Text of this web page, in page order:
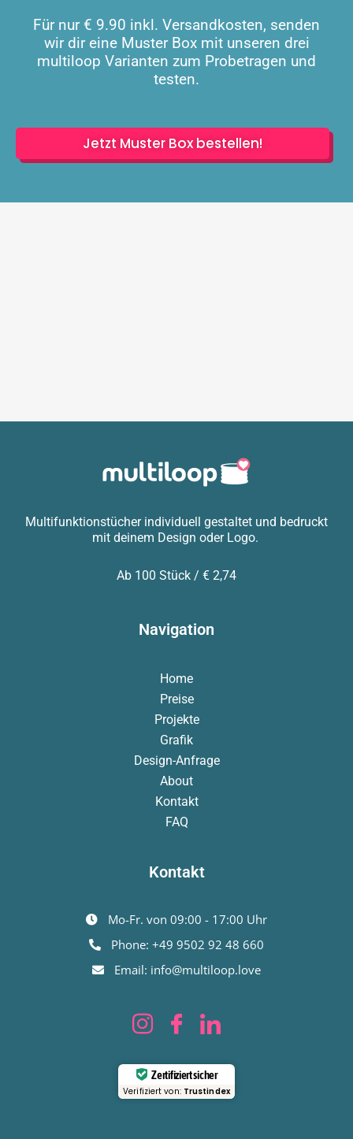
Für nur € 9.90 inkl. Versandkosten, senden
wir dir eine Muster Box mit unseren drei
multiloop Varianten zum Probetragen und
testen.
Jetzt Muster Box bestellen!
Multifunktionstücher individuell gestaltet und bedruckt
mit deinem Design oder Logo.
Ab 100 Stück / € 2,74
Navigation
Home
Preise
Projekte
Grafik
Design-Anfrage
About
Kontakt
FAQ
Kontakt
Mo-Fr. von 09:00 - 17:00 Uhr
Phone: +49 9502 92 48 660
Email: info@multiloop.love
Zertifiziert sicher
Verifiziert von: Trustindex